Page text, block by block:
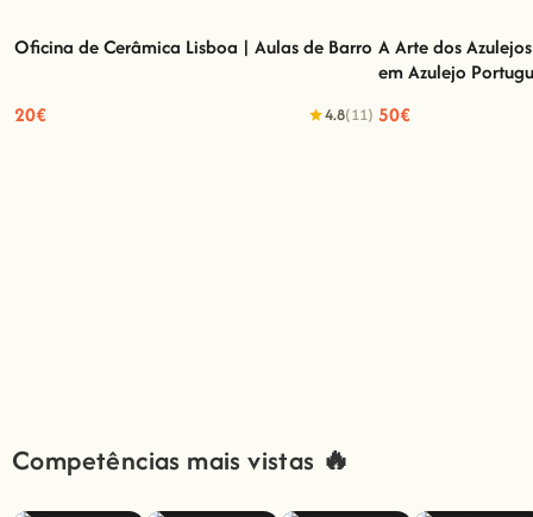
Oficina de Cerâmica Lisboa | Aulas de Barro
20€ 4.8(11)
A Arte dos
A Arte dos
em Azulejo
50€
Competências mais vistas 🔥